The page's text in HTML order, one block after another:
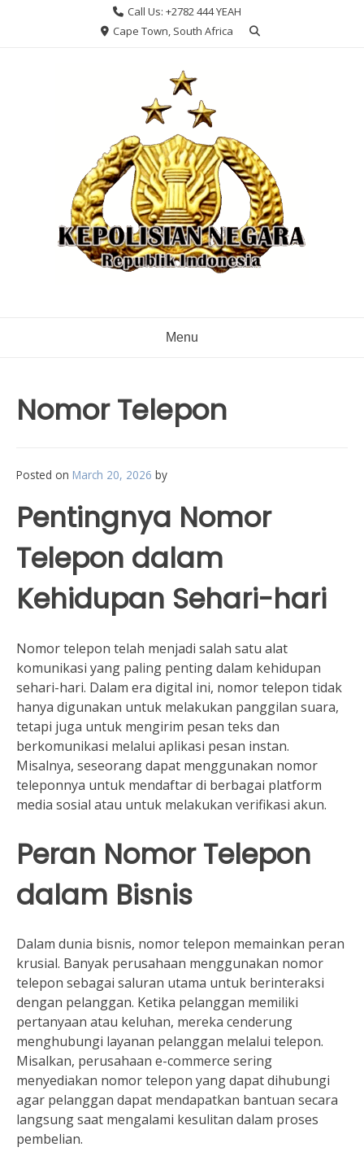
Call Us: +2782 444 YEAH
Cape Town, South Africa
Menu
Nomor Telepon
Posted on March 20, 2026 by
Pentingnya Nomor
Telepon dalam
Kehidupan Sehari-hari
Nomor telepon telah menjadi salah satu alat
komunikasi yang paling penting dalam kehidupan
sehari-hari. Dalam era digital ini, nomor telepon tidak
hanya digunakan untuk melakukan panggilan suara,
tetapi juga untuk mengirim pesan teks dan
berkomunikasi melalui aplikasi pesan instan.
Misalnya, seseorang dapat menggunakan nomor
teleponnya untuk mendaftar di berbagai platform
media sosial atau untuk melakukan verifikasi akun.
Peran Nomor Telepon
dalam Bisnis
Dalam dunia bisnis, nomor telepon memainkan peran
krusial. Banyak perusahaan menggunakan nomor
telepon sebagai saluran utama untuk berinteraksi
dengan pelanggan. Ketika pelanggan memiliki
pertanyaan atau keluhan, mereka cenderung
menghubungi layanan pelanggan melalui telepon.
Misalkan, perusahaan e-commerce sering
menyediakan nomor telepon yang dapat dihubungi
agar pelanggan dapat mendapatkan bantuan secara
langsung saat mengalami kesulitan dalam proses
pembelian.